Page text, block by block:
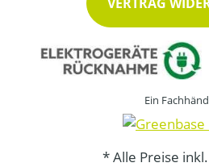
Ein
* Alle Preise